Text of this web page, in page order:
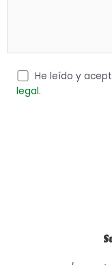
He leído y
legal.